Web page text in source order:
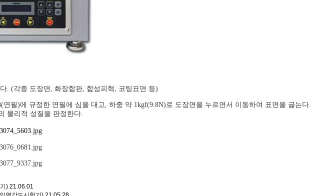
. (각종 도장면, 화장합판, 합성피혁, 코팅표면 등)
연필)에 규정한 연필에 심을 대고, 하중 약 1kgf(9.8N)로 도장면을 누르면서 이동하여 표면을 긇는다.
물리적 성질을 판정한다.
) 21.06.01